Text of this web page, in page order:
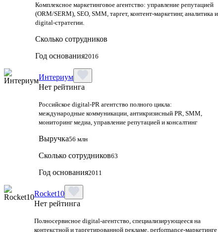
Комплексное маркетинговое агентство: управление репутацией
(ORM/SERM), SEO, SMM, таргет, контент‑маркетинг, аналитика и
digital‑стратегии.
Сколько сотрудников
Год основания2016
Интериум
Нет рейтинга
Российское digital-PR агентство полного цикла:
международные коммуникации, антикризисный PR, SMM,
мониторинг медиа, управление репутацией и консалтинг
Выручка56 млн
Сколько сотрудников63
Год основания2011
Rocket10
Нет рейтинга
Полносервисное digital-агентство, специализирующееся на
контекстной и таргетированной рекламе, performance-маркетинге